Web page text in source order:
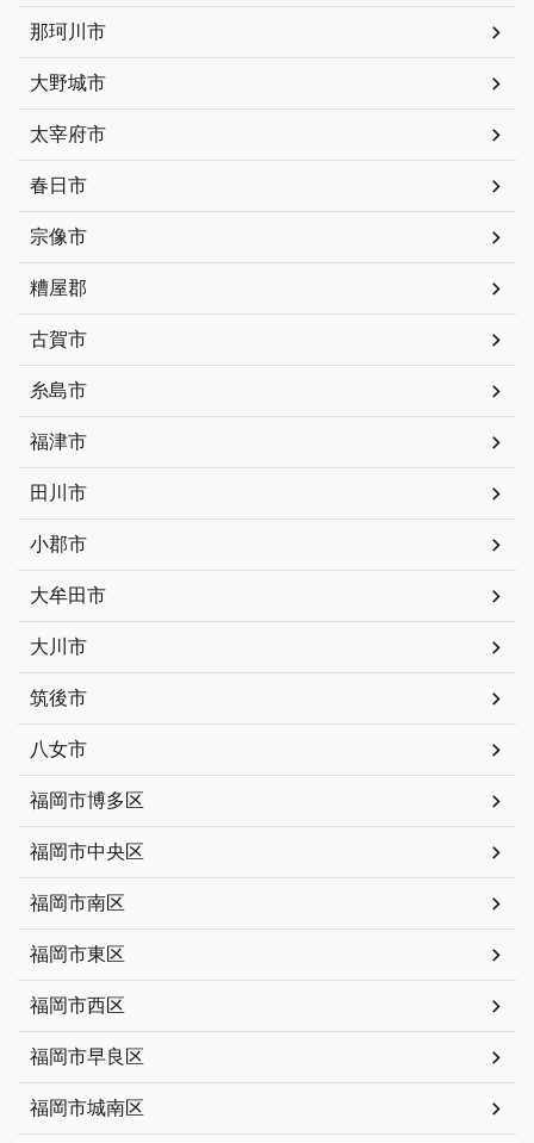
那珂川市
大野城市
太宰府市
春日市
宗像市
糟屋郡
古賀市
糸島市
福津市
田川市
小郡市
大牟田市
大川市
筑後市
八女市
福岡市博多区
福岡市中央区
福岡市南区
福岡市東区
福岡市西区
福岡市早良区
福岡市城南区